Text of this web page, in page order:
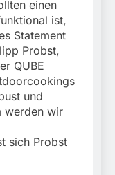
einen
ist,
Statement
Probst,
QUBE
und
werden wir
sich Probst